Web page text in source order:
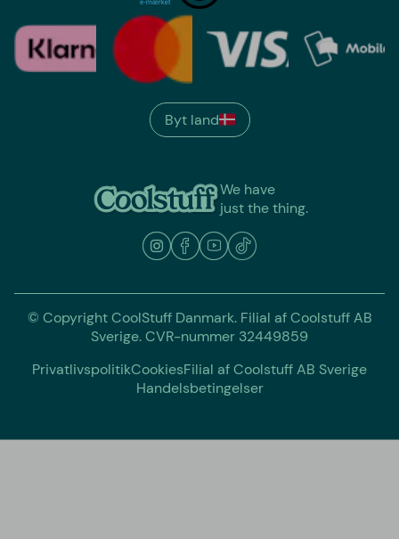
We have
just the thing.
Byt land
© Copyright CoolStuff Danmark. Filial af Coolstuff AB
Sverige. CVR-nummer 32449859
PrivatlivspolitikCookiesFilial af Coolstuff AB Sverige
Handelsbetingelser